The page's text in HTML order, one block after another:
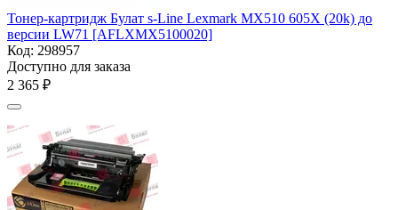
Тонер-картридж Булат s-Line Lexmark MX510 605X (20k) до
версии LW71 [AFLXMX5100020]
Код: 298957
Доступно для заказа
2 365 ₽